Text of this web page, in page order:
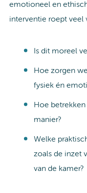
emotioneel en
interventie roept veel
Is dit moreel
Hoe zorgen
fysiek én
Hoe
manier?
Welke
zoals de inzet
van de kamer?